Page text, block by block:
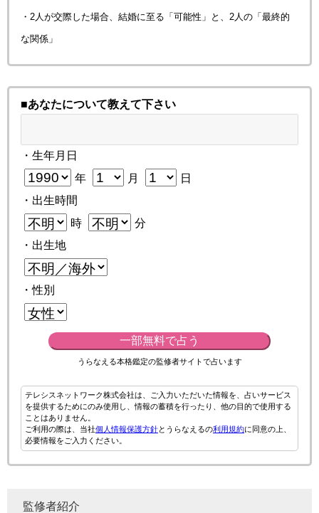
・2人が交際した場合、結婚に至る「可能性」と、2人の「最終的
な関係」
■あなたについて教えて下さい
・生年月日
年 月
日
・出生時間
時
分
・出生地
・性別
一部無料で占う
うらなえる本格鑑定の監修者サイトで占います
テレシスネットワーク株式会社は、ご入力いただいた情報を、占いサービス
を提供するためにのみ使用し、情報の蓄積を行ったり、他の目的で使用する
ことはありません。
ご利用の際は、当社個人情報保護方針とうらなえるの利用規約に同意の上、
必要情報をご入力ください。
監修者紹介